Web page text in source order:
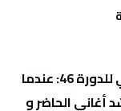
أمين بودشار في مهرجان صفاقس الدولي للدورة 46: عندما
أغاني الحاضر و